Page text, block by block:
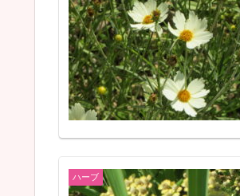
ハーブ